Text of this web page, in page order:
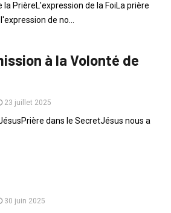
la PrièreL'expression de la FoiLa prière
de no...
à la Volonté de
23 juillet 2025
dans le SecretJésus nous a
30 juin 2025